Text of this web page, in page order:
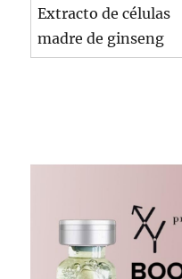
Extracto de células
madre de ginseng